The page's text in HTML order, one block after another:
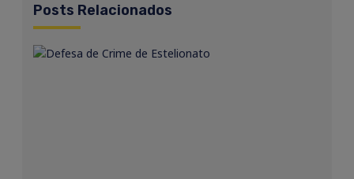
Posts Relacionados